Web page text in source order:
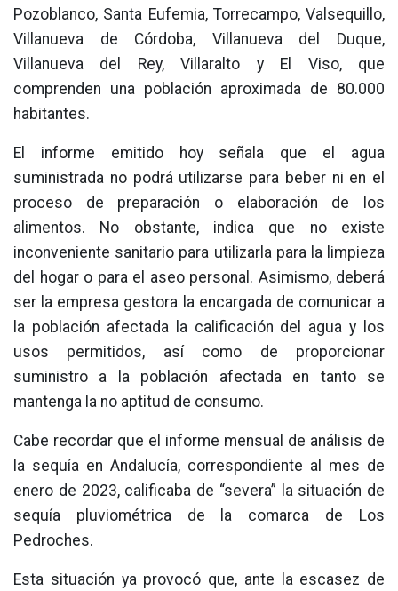
Pozoblanco, Santa Eufemia, Torrecampo, Valsequillo,
Villanueva de Córdoba, Villanueva del Duque,
Villanueva del Rey, Villaralto y El Viso, que
comprenden una población aproximada de 80.000
habitantes.
El informe emitido hoy señala que el agua
suministrada no podrá utilizarse para beber ni en el
proceso de preparación o elaboración de los
alimentos. No obstante, indica que no existe
inconveniente sanitario para utilizarla para la limpieza
del hogar o para el aseo personal. Asimismo, deberá
ser la empresa gestora la encargada de comunicar a
la población afectada la calificación del agua y los
usos permitidos, así como de proporcionar
suministro a la población afectada en tanto se
mantenga la no aptitud de consumo.
Cabe recordar que el informe mensual de análisis de
la sequía en Andalucía, correspondiente al mes de
enero de 2023, calificaba de “severa” la situación de
sequía pluviométrica de la comarca de Los
Pedroches.
Esta situación ya provocó que, ante la escasez de